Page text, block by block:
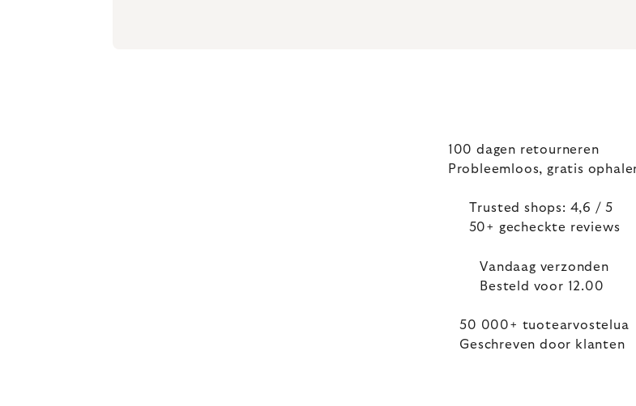
100 dagen retourneren
Probleemloos, gratis
Trusted shops: 4,6 / 5
50+ gecheckte reviews
Vandaag verzonden
Besteld voor 12.00
50 000+ tuotearvostelua
Geschreven door klanten